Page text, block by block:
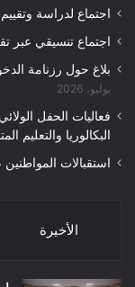
اجتماع لدراسة
اجتماع تنسيقي عبر
بلاغ حول رزنامة الدخول
يوليو، 2026
فعاليات الحفل
البكالوريا والتعليم
استقبالات
الأخيرة